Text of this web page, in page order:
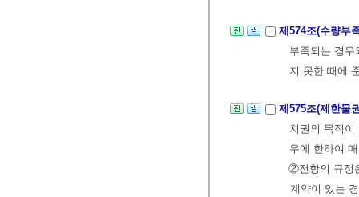
제574조(수량부
부족되는 경
지 못한 때에
제575조(제한물
치권의 목적
우에 한하여
②전항의 규정
계약이 있는